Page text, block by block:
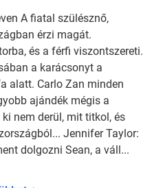
A fiatal szülésznő,
érzi magát.
és a férfi viszontszereti.
a karácsonyt a
alatt. Carlo Zan minden
ajándék mégis a
nem derül, mit titkol, és
Jennifer Taylor:
dolgozni Sean, a váll...